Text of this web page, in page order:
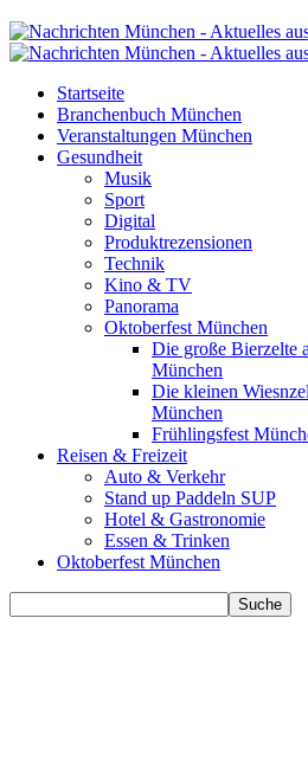
Startseite
Branchenbuch München
Veranstaltungen München
Gesundheit
Musik
Sport
Digital
Produktrezensionen
Technik
Kino & TV
Panorama
Oktoberfest München
Die große Bierzelte
München
Die kleinen
München
Frühlingsfest
Reisen & Freizeit
Auto & Verkehr
Stand up Paddeln SUP
Hotel & Gastronomie
Essen & Trinken
Oktoberfest München